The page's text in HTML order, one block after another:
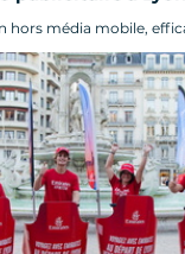
hors média mobile,